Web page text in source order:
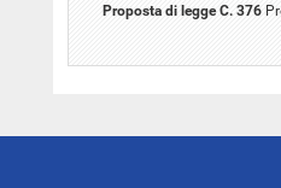
Proposta di legge C. 376